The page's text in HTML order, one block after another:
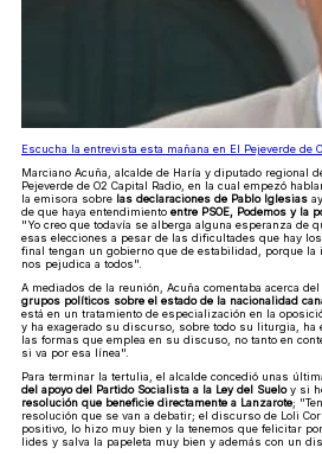
Escucha la entrevista esta mañana en El Pejeverde de
Marciano Acuña, alcalde de Haría y diputado regional
Pejeverde de O2 Capital Radio, en la cual empezó
la emisora sobre las declaraciones de Pablo Iglesias
de que haya entendimiento entre PSOE, Podemos y la
"Yo creo que todavía se alberga alguna esperanza de
esas elecciones a pesar de las dificultades que hay
final tengan un gobierno que de estabilidad, porque
nos pejudica a todos".
A mediados de la reunión, Acuña comentaba acerca
grupos políticos sobre el estado de la nacionalidad
está en un tratamiento de especialización en la
y ha exagerado su discurso, sobre todo su liturgia, ha
las formas que emplea en su discuso, no tanto en
si va por esa línea".
Para terminar la tertulia, el alcalde concedió unas
del apoyo del Partido Socialista a la Ley del Sueloy si
resolución que beneficie directamente a Lanzarote;
resolución que se van a debatir; el discurso de Loli
positivo, lo hizo muy bien y la tenemos que felicitar
lides y salva la papeleta muy bien y además con un